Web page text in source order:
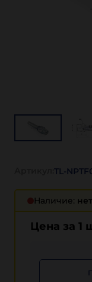
Наличие:
Цена за 1
TL-